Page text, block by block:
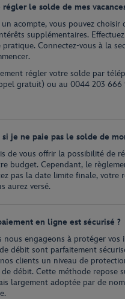
le solde de mes
un acompte, vous pouvez
supplémentaires.
Connectez-vous à la
régler votre solde par
gratuit) ou au 0044 203 666
je ne paie pas le solde de
de vous offrir la possibilité de
budget. Cependant, le
pas la date limite finale, votre
aurez versé.
en ligne est sécurisé ?
nous engageons à protéger
débit sont parfaitement
clients un niveau de
débit. Cette méthode repose
largement adoptée par de